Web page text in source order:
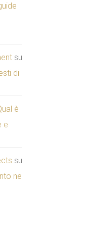
su
di
è
e
su
ne